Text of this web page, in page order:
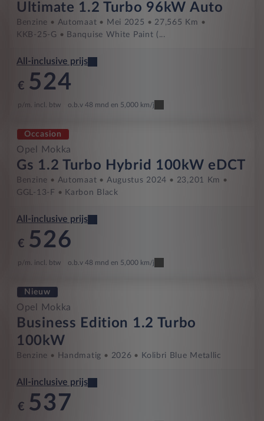
Ultimate 1.2 Turbo 96kW Auto
Benzine Automaat Mei 2025
27,565 Km
KKB-25-G
Banquise White Paint (...
All-inclusive prijs
€ 524
p/m. incl. btw o.b.v 48 mnd en 5,000 km/j
Occasion
Opel Mokka
Gs 1.2 Turbo Hybrid 100kW eDCT
Benzine Automaat Augustus 2024
23,201 Km
GGL-13-F
Karbon Black
All-inclusive prijs
€ 526
p/m. incl. btw o.b.v 48 mnd en 5,000 km/j
Nieuw
Opel Mokka
Business Edition 1.2 Turbo
100kW
Benzine Handmatig 2026 Kolibri Blue Metallic
All-inclusive prijs
€ 537